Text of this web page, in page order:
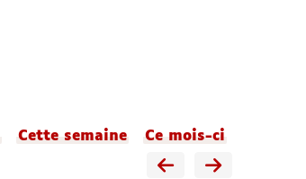
Cette semaine Ce mois-ci